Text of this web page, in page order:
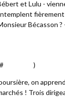
et Lulu -
Bécasson ?
)
on
! Trois